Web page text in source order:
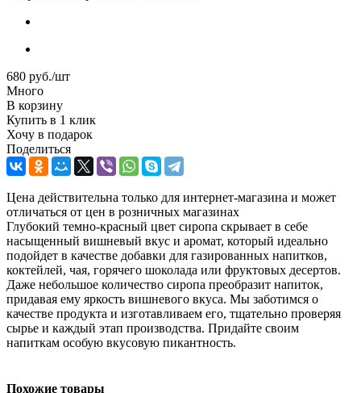
680 руб./шт
Много
В корзину
Купить в 1 клик
Хочу в подарок
Поделиться
Цена действительна только для интернет-магазина и может
отличаться от цен в розничных магазинах
Глубокий темно-красный цвет сиропа скрывает в себе
насыщенный вишневый вкус и аромат, который идеально
подойдет в качестве добавки для газированных напитков,
коктейлей, чая, горячего шоколада или фруктовых десертов.
Даже небольшое количество сиропа преобразит напиток,
придавая ему яркость вишневого вкуса. Мы заботимся о
качестве продукта и изготавливаем его, тщательно проверяя
сырье и каждый этап производства. Придайте своим
напиткам особую вкусовую пикантность.
Похожие товары